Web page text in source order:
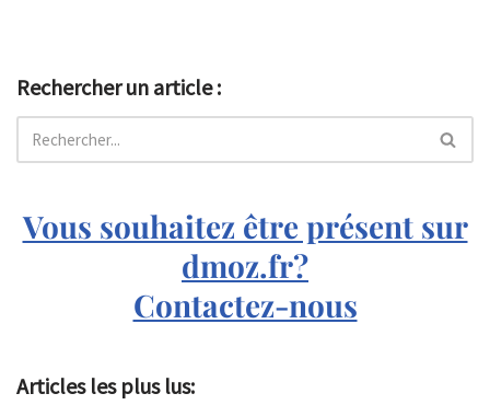
Rechercher un article :
Vous souhaitez être présent sur
dmoz.fr?
Contactez-nous
Articles les plus lus: